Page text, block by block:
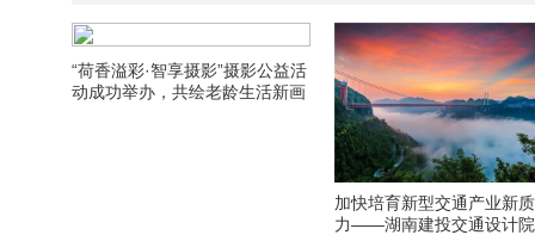
“荷香溢彩·智享摄影”摄影公益活
动成功举办，共绘老龄生活新画
加快培育新型交通产业新
力——湖南建投交通设计